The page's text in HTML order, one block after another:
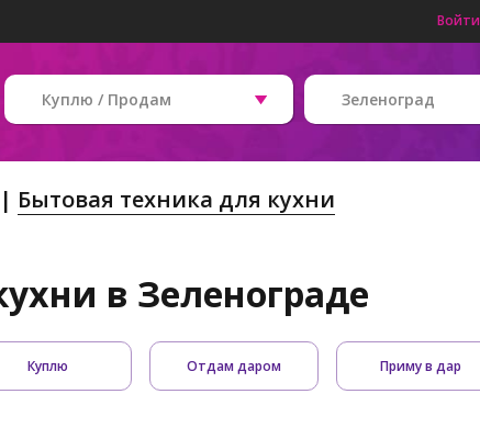
Войти
Куплю / Продам Зеленоград
Бытовая техника для кухни
в Зеленограде
Куплю Отдам даром Приму в дар